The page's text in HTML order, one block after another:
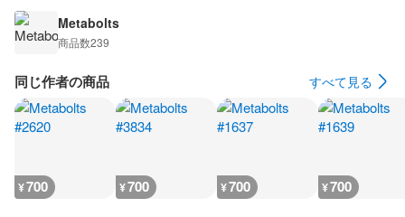
Metabolts
商品数239
同じ作者の商品 すべて見る
¥700 ¥700 ¥700 ¥700